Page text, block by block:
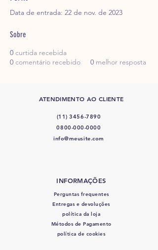
Data de entrada: 22 de nov. de 2023
Sobre
0 curtida recebida
0 comentário recebido 0 melhor resposta
ATENDIMENTO AO CLIENTE
(11) 3456-7890
0800-000-0000
info@meusite.com
INFORMAÇÕES
Perguntas frequentes
Entregas e devoluções
política da loja
Métodos de Pagamento
política de cookies